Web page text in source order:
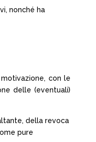
nonché ha
con le
delle (eventuali)
della revoca
pure